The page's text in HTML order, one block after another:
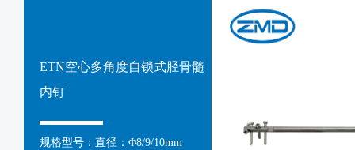
ETN空心多角度自锁式胫骨髓
内钉
规格型号：直径：Φ8/9/10mm